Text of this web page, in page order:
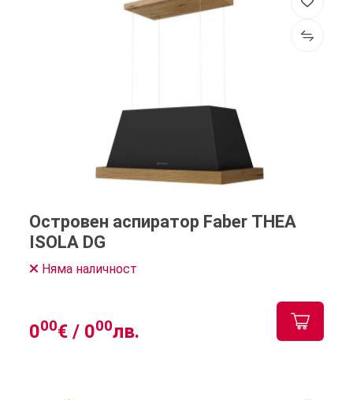
Островен аспиратор Faber THEA
ISOLA DG
Няма наличност
000€ / 000лв.